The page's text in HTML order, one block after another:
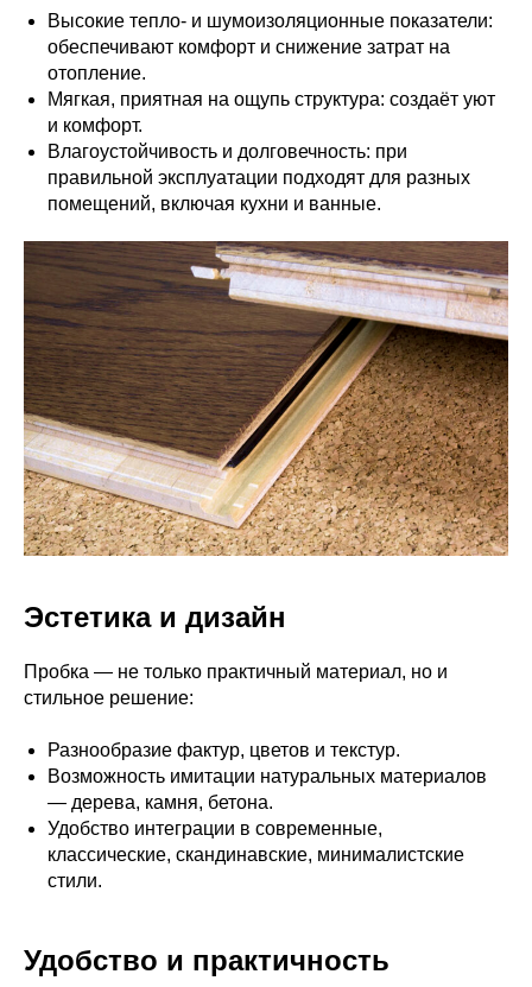
Высокие тепло- и шумоизоляционные показатели:
обеспечивают комфорт и снижение затрат на
отопление.
Мягкая, приятная на ощупь структура: создаёт уют
и комфорт.
Влагоустойчивость и долговечность: при
правильной эксплуатации подходят для разных
помещений, включая кухни и ванные.
Эстетика и дизайн
Пробка — не только практичный материал, но и
стильное решение:
Разнообразие фактур, цветов и текстур.
Возможность имитации натуральных материалов
— дерева, камня, бетона.
Удобство интеграции в современные,
классические, скандинавские, минималистские
стили.
Удобство и практичность